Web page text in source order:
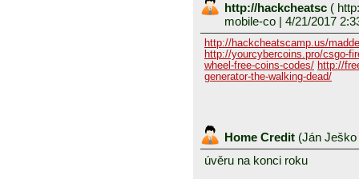
http://hackcheatsc (
mobile-co | 4/21/2017
http://hackcheatscamp.us/
http://yourcybercoins.pro/csgo-
wheel-free-coins-codes/ http://
generator-the-walking-dead/
Home Credit (Ján Ješko
úvěru na konci roku